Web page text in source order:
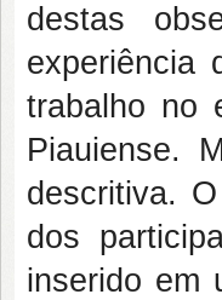
destas
experiência
trabalho no
Piauiense.
descritiva.
dos
inserido em